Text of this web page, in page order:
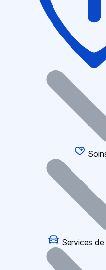
Services